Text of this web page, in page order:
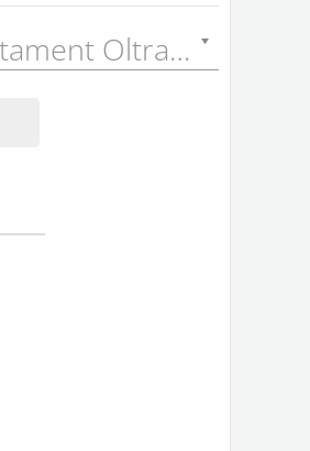
Nouveau Testament Oltramare (OLT) - 1874